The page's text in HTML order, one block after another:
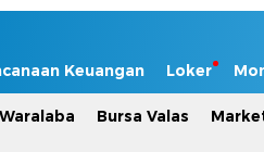
Keuangan Loker
Bursa Valas